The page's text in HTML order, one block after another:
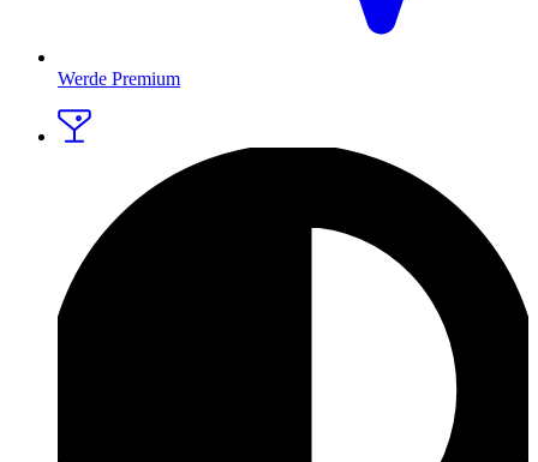
Werde Premium